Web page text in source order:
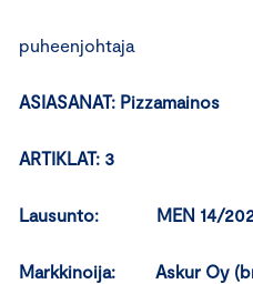
puheenjohtaja
ASIASANAT: Pizzamainos
ARTIKLAT: 3
Lausunto: MEN 14/
Markkinoija: Askur Oy